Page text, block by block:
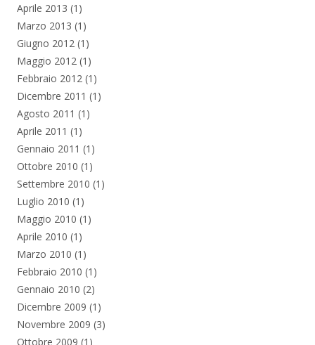
Aprile 2013 (1)
Marzo 2013 (1)
Giugno 2012 (1)
Maggio 2012 (1)
Febbraio 2012 (1)
Dicembre 2011 (1)
Agosto 2011 (1)
Aprile 2011 (1)
Gennaio 2011 (1)
Ottobre 2010 (1)
Settembre 2010 (1)
Luglio 2010 (1)
Maggio 2010 (1)
Aprile 2010 (1)
Marzo 2010 (1)
Febbraio 2010 (1)
Gennaio 2010 (2)
Dicembre 2009 (1)
Novembre 2009 (3)
Ottobre 2009 (1)